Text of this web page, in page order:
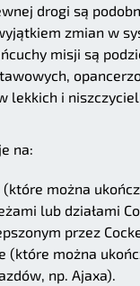
drogi są
zmian w
misji są
lekkich i
na:
można
lub działami
przez
(które można
np. Ajaxa).